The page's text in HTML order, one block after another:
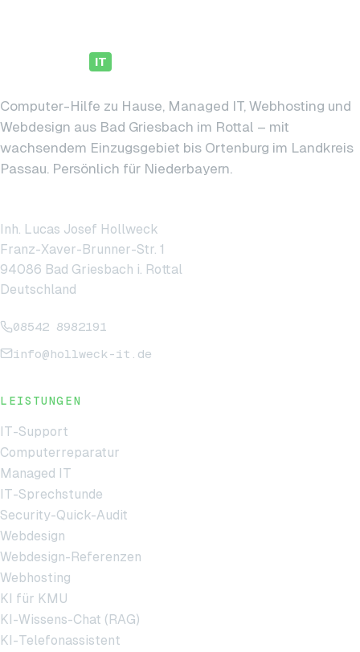
IT
Computer-Hilfe zu Hause, Managed IT, Webhosting und
Webdesign aus Bad Griesbach im Rottal – mit
wachsendem Einzugsgebiet bis Ortenburg im Landkreis
Passau. Persönlich für Niederbayern.
Inh. Lucas Josef Hollweck
Franz-Xaver-Brunner-Str. 1
94086 Bad Griesbach i. Rottal
Deutschland
08542 8982191
info@hollweck-it.de
LEISTUNGEN
IT-Support
Computerreparatur
Managed IT
IT-Sprechstunde
Security-Quick-Audit
Webdesign
Webdesign-Referenzen
Webhosting
KI für KMU
KI-Wissens-Chat (RAG)
KI-Telefonassistent